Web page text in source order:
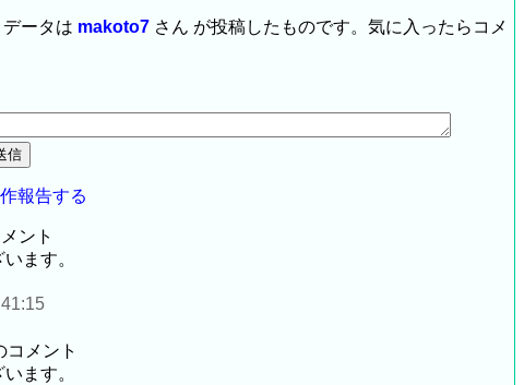
データは makoto7 さん が投稿したものです。気に入ったらコメ
報告する
ント
ます。
コメント
ます。